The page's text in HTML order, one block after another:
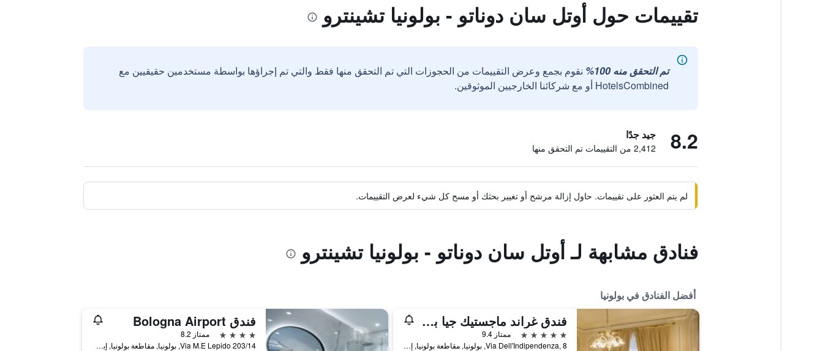
تقييمات حول أوتل سان دوناتو - بولونيا تشينترو
تم التحقق منه 100%
نقوم بجمع وعرض التقييمات من الحجوزات التي تم التحقق منها فقط والتي تم إجراؤها بواسطة مستخدمين حقيقيين مع
HotelsCombined أو مع شركائنا الخارجيين الموثوقين.
8.2 جيد جدًا
2,412 من التقييمات تم التحقق منها
لم يتم العثور على تقييمات. حاول إزالة مرشح أو تغيير بحثك أو مسح كل شيء لعرض التقييمات.
فنادق مشابهة لـ أوتل سان دوناتو - بولونيا تشينترو
أفضل الفنادق في بولونيا
فندق غراند ماجستيك جيا باليوني
5 نجوم
ممتاز 9.4
Via Dell'Indipendenza, 8, بولونيا, مقاطعة بولونيا, إيطاليا
فندق Bologna Airport
4 نجوم
ممتاز 8.2
Via M.E Lepido 203/14, بولونيا, مقاطعة بولونيا, إيطاليا